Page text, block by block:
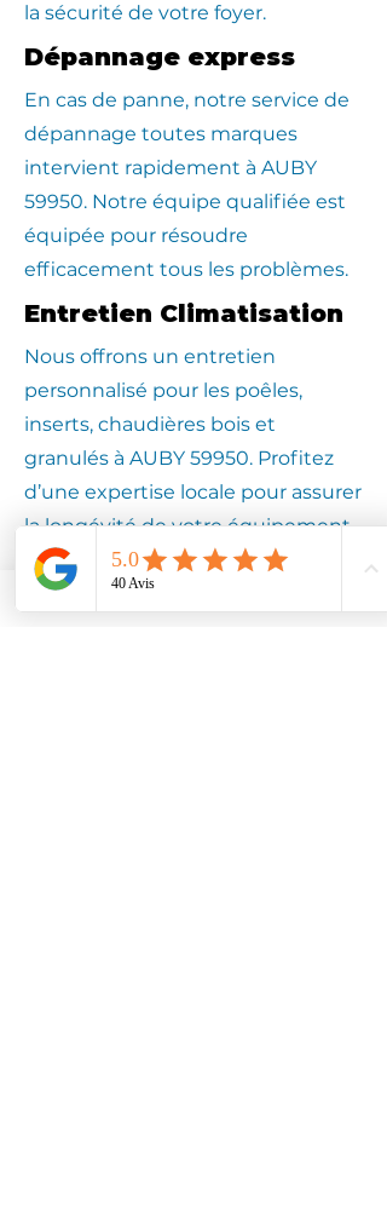
la sécurité de votre foyer.
Dépannage express
En cas de panne, notre service de
dépannage toutes marques
intervient rapidement à AUBY
59950. Notre équipe qualifiée est
équipée pour résoudre
efficacement tous les problèmes.
Entretien Climatisation
Nous offrons un entretien
personnalisé pour les poêles,
inserts, chaudières bois et
granulés à AUBY 59950. Profitez
d’une expertise locale pour assurer
la longévité de votre équipement.